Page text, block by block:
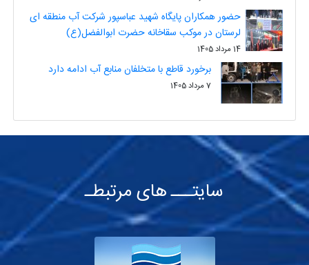
حضور همکاران پایگاه شهید عباسپور شرکت آب منطقه ای
لرستان در موکب سقاخانه حضرت ابوالفضل(ع)
14 مرداد 1405
برخورد قاطع با متخلفان منابع آب ادامه دارد
7 مرداد 1405
سایتـــ های مرتبطـ